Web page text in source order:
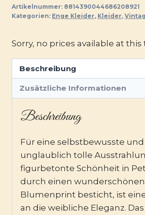
Artikelnummer: 8814390044686208921
Kategorien: Enge Kleider, Kleider,
Sorry, no prices available at this
Beschreibung
Zusätzliche Informationen
Beschreibung
Für eine selbstbewusste und
unglaublich tolle
figurbetonte Schönheit in
durch einen wunderschönen
Blumenprint besticht, ist
an die weibliche Eleganz.